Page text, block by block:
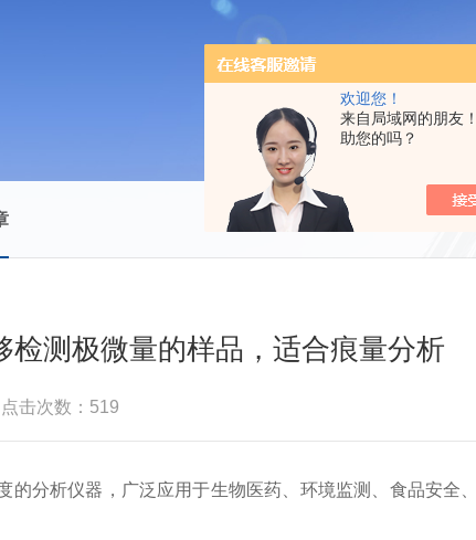
欢迎您！
来自局域网的朋友
助您的吗？
当
检测极微量的样品，适合痕量分析
点击次数：519
分析仪器，广泛应用于生物医药、环境监测、食品安全